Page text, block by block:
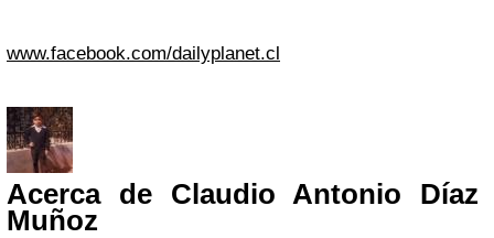
www.facebook.com/dailyplanet.cl
Acerca de Claudio Antonio Díaz
Muñoz